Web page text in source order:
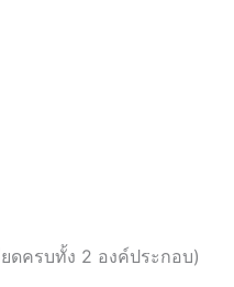
ดครบทั้ง 2 องค์ประกอบ)